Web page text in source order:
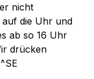
nicht
die Uhr und
ab so 16 Uhr
drücken